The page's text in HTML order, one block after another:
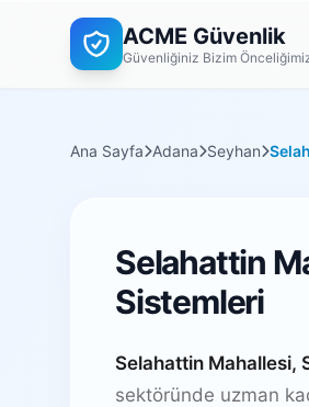
ACME Güvenlik
Güvenliğiniz Bizim
Ana Sayfa Adana Seyhan
Selahattin
Sistemleri
Selahattin Mahallesi,
sektöründe uzman